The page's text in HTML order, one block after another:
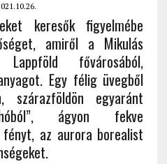
keresők figyelmébe
amiről a Mikulás
fővárosából,
Egy félig üvegből
szárazföldön egyaránt
ágyon fekve
az aurora borealist